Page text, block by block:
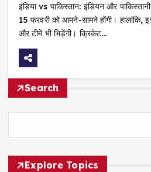
इंडिया vs पाकिस्तान: इंडियन और
15 फरवरी को आमने-सामने होंगी। हालांकि,
और टीमें भी भिड़ेंगी। क्रिकेट…
Search
Explore Topics